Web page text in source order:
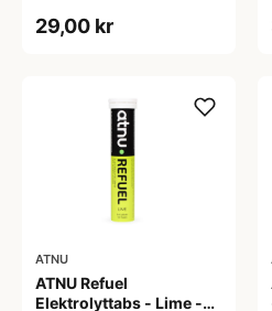
29,00 kr
ATNU
ATNU Refuel
Elektrolyttabs - Lime -